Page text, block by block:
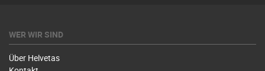
WER WIR SIND
Über Helvetas